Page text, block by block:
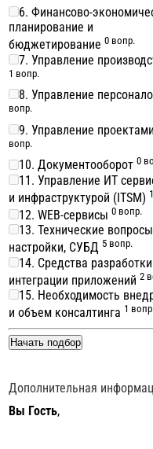
6. Финансово-
планирование и
бюджетирование 0 вопр.
7. Управление
1 вопр.
8. Управление
вопр.
9. Управление
вопр.
10. Документооборот 0
11. Управление ИТ
и инфраструктурой (ITSM)
12. WEB-сервисы 0 вопр.
13. Технические
настройки, СУБД 5 вопр.
14. Средства
интеграции приложений 2
15. Необходимость
и объем консалтинга 1
Дополнительная
Вы Гость,